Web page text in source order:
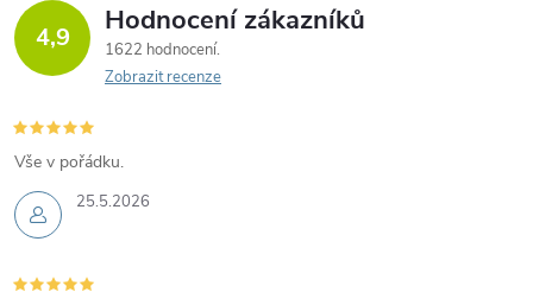
4,9 Hodnocení zákazníků
1622 hodnocení
Zobrazit recenze
25.5.2026
Vše v pořádku.